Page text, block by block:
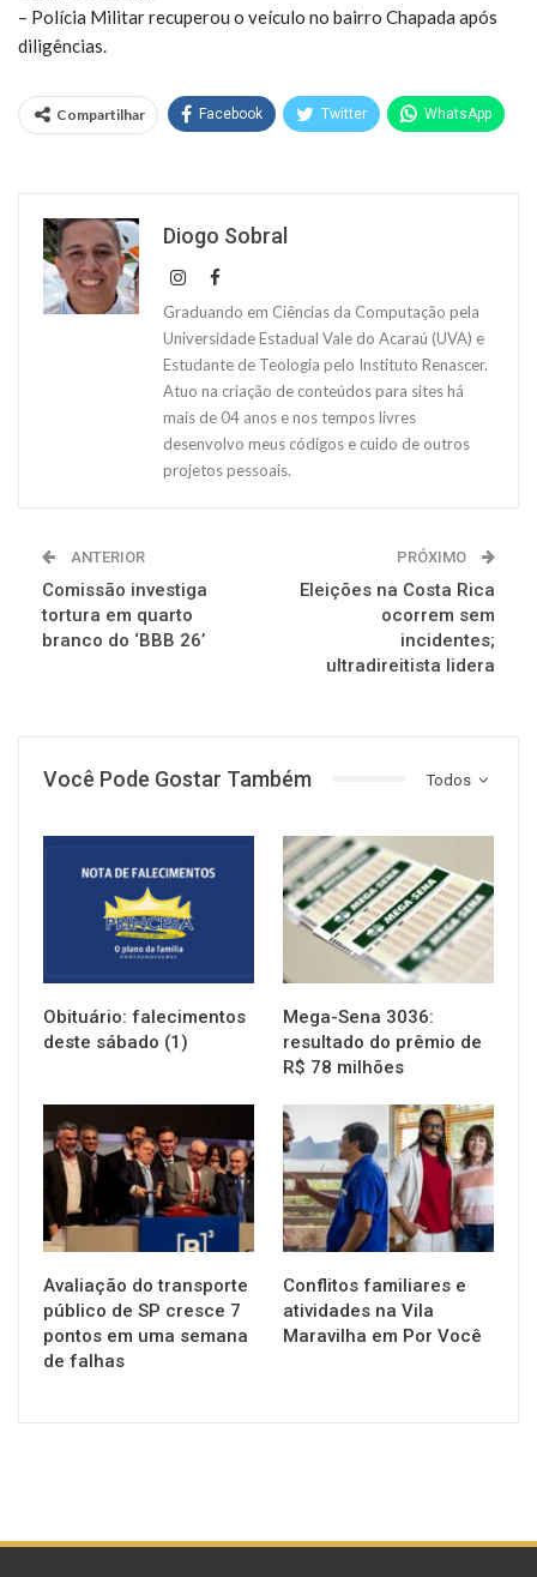
– Polícia Militar recuperou o veículo no bairro Chapada após
diligências.
Compartilhar Facebook Twitter WhatsApp
Diogo Sobral
Graduando em Ciências da Computação pela
Universidade Estadual Vale do Acaraú (UVA) e
Estudante de Teologia pelo Instituto Renascer.
Atuo na criação de conteúdos para sites há
mais de 04 anos e nos tempos livres
desenvolvo meus códigos e cuido de outros
projetos pessoais.
ANTERIOR
Comissão investiga
tortura em quarto
branco do ‘BBB 26’
PRÓXIMO
Eleições na Costa Rica
ocorrem sem
incidentes;
ultradireitista lidera
Todos
Você Pode Gostar Também
Obituário: falecimentos
deste sábado (1)
NOTÍCIAS
Mega-Sena 3036:
resultado do prêmio de
R$ 78 milhões
NOTÍCIAS
Avaliação do transporte
público de SP cresce 7
pontos em uma semana
de falhas
NOTÍCIAS
Conflitos familiares e
atividades na Vila
Maravilha em Por Você